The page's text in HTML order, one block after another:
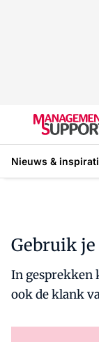
Nieuws &
Gebruik
In gesprekken
ook de klank